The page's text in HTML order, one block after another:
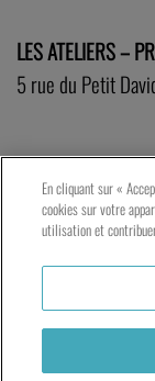
LES ATELIERS –
5 rue du Petit
En cliquant sur «
cookies sur votre
utilisation et